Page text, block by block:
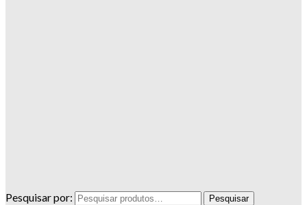
Pesquisar por: